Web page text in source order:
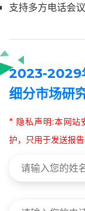
支持多方电话会
2023-2029
细分市场研
* 隐私声明:本网站
护，只用于发送报告